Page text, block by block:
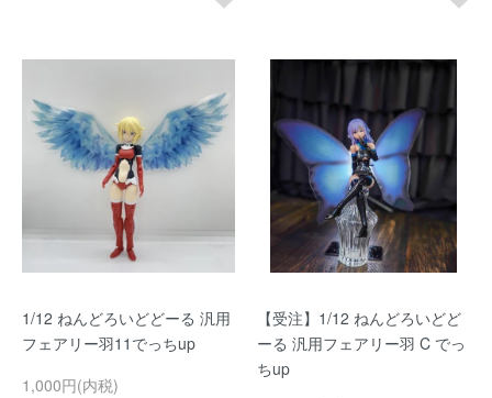
1/12 ねんどろいどどーる 汎用
フェアリー羽11でっちup
1,000円(内税)
【受注】1/12 ねんどろいどど
ーる 汎用フェアリー羽 C でっ
ちup